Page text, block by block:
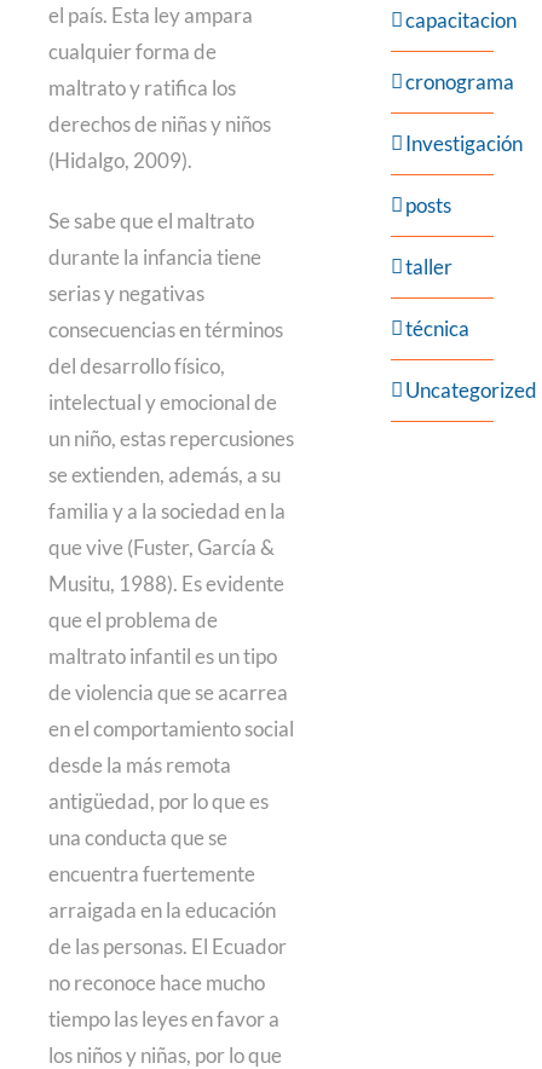
el país. Esta ley ampara
cualquier forma de
maltrato y ratifica los
derechos de niñas y niños
(Hidalgo, 2009).
Se sabe que el maltrato
durante la infancia tiene
serias y negativas
consecuencias en términos
del desarrollo físico,
intelectual y emocional de
un niño, estas repercusiones
se extienden, además, a su
familia y a la sociedad en la
que vive (Fuster, García &
Musitu, 1988). Es evidente
que el problema de
maltrato infantil es un tipo
de violencia que se acarrea
en el comportamiento social
desde la más remota
antigüedad, por lo que es
una conducta que se
encuentra fuertemente
arraigada en la educación
de las personas. El Ecuador
no reconoce hace mucho
tiempo las leyes en favor a
los niños y niñas, por lo que
capacitacion
cronograma
Investigación
posts
taller
técnica
Uncategorized